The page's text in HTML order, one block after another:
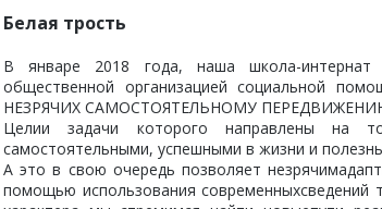
Белая трость
В январе 2018 года, наша школа-интернат
общественной организацией социальной
НЕЗРЯЧИХ САМОСТОЯТЕЛЬНОМУ
Целии задачи которого направлены на
самостоятельными, успешными в жизни и
А это в свою очередь позволяет
помощью использования современныхсведений